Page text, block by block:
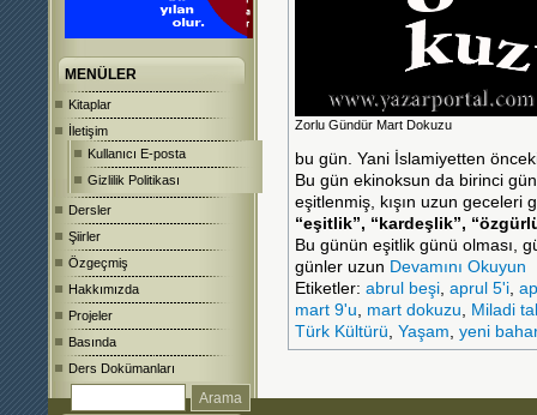
MENÜLER
Kitaplar
İletişim
Kullanıcı E-posta
Gizlilik Politikası
Dersler
Şiirler
Özgeçmiş
Hakkımızda
Projeler
Basında
Ders Dokümanları
Zorlu Gündür Mart Dokuzu
bu gün. Yani İslamiyetten
Bu gün ekinoksun da birinci
eşitlenmiş, kışın uzun geceleri
“eşitlik”, “kardeşlik”,
Bu günün eşitlik günü olması,
günler uzun Devamını Okuyun
Etiketler: abrul beşi, aprul 5'i,
mart 9'u, mart dokuzu, Miladi
Türk Kültürü, Yaşam, yeni